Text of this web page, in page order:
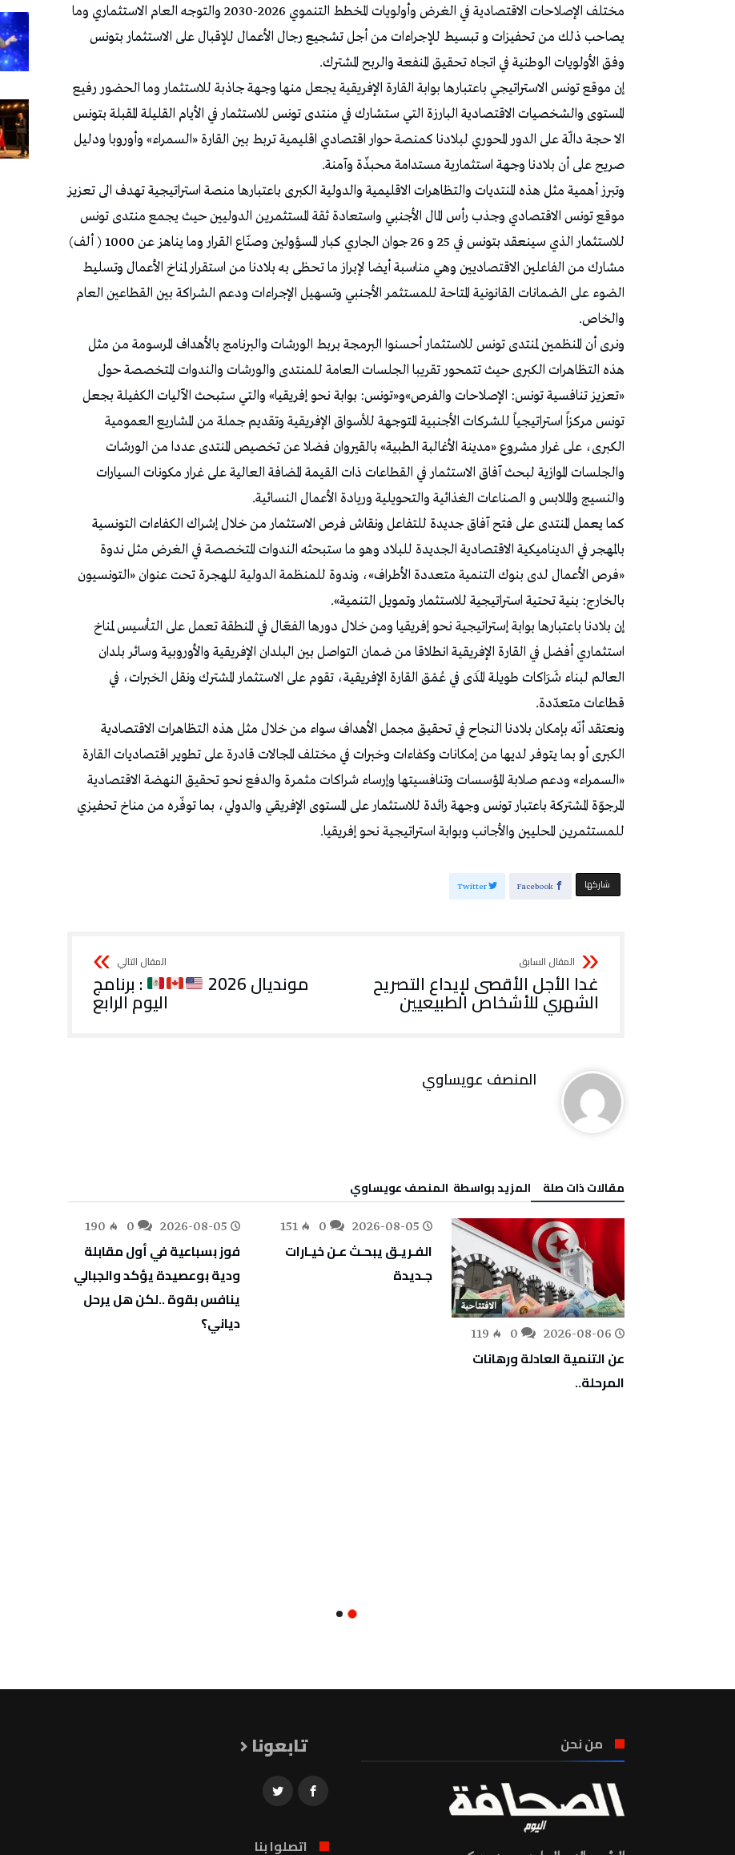
مختلف الإصلاحات الاقتصادية في الغرض وأولويات المخطط التنموي 2026-2030 والتوجه العام الاستثماري وما
يصاحب ذلك من تحفيزات و تبسيط للإجراءات من أجل تشجيع رجال الأعمال للإقبال على الاستثمار بتونس
وفق الأولويات الوطنية في اتجاه تحقيق المنفعة والربح المشترك.
إن موقع تونس الاستراتيجي باعتبارها بوابة القارة الإفريقية يجعل منها وجهة جاذبة للاستثمار وما الحضور رفيع
المستوى والشخصيات الاقتصادية البارزة التي ستشارك في منتدى تونس للاستثمار في الأيام القليلة المقبلة بتونس
الا حجة دالّة على الدور المحوري لبلادنا كمنصة حوار اقتصادي اقليمية تربط بين القارة «السمراء» وأوروبا ودليل
صريح على أن بلادنا وجهة استثمارية مستدامة محبذّة وآمنة.
وتبرز أهمية مثل هذه المنتديات والتظاهرات الاقليمية والدولية الكبرى باعتبارها منصة استراتيجية تهدف الى تعزيز
موقع تونس الاقتصادي وجذب رأس المال الأجنبي واستعادة ثقة المستثمرين الدوليين حيث يجمع منتدى تونس
للاستثمار الذي سينعقد بتونس في 25 و 26 جوان الجاري كبار المسؤولين وصنّاع القرار وما يناهز عن 1000 ( ألف)
مشارك من الفاعلين الاقتصاديين وهي مناسبة أيضا لإبراز ما تحظى به بلادنا من استقرار لمناخ الأعمال وتسليط
الضوء على الضمانات القانونية المتاحة للمستثمر الأجنبي وتسهيل الإجراءات ودعم الشراكة بين القطاعين العام
والخاص.
ونرى أن المنظمين لمنتدى تونس للاستثمار أحسنوا البرمجة بربط الورشات والبرنامج بالأهداف المرسومة من مثل
هذه التظاهرات الكبرى حيث تتمحور تقريبا الجلسات العامة للمنتدى والورشات والندوات المتخصصة حول
«تعزيز تنافسية تونس: الإصلاحات والفرص»و«تونس: بوابة نحو إفريقيا» والتي ستبحث الآليات الكفيلة بجعل
تونس مركزاً استراتيجياً للشركات الأجنبية المتوجهة للأسواق الإفريقية وتقديم جملة من المشاريع العمومية
الكبرى، على غرار مشروع «مدينة الأغالبة الطبية» بالقيروان فضلا عن تخصيص المنتدى عددا من الورشات
والجلسات الموازية لبحث آفاق الاستثمار في القطاعات ذات القيمة المضافة العالية على غرار مكونات السيارات
والنسيج والملابس و الصناعات الغذائية والتحويلية وريادة الأعمال النسائية.
كما يعمل المنتدى على فتح آفاق جديدة للتفاعل ونقاش فرص الاستثمار من خلال إشراك الكفاءات التونسية
بالمهجر في الديناميكية الاقتصادية الجديدة للبلاد وهو ما ستبحثه الندوات المتخصصة في الغرض مثل ندوة
«فرص الأعمال لدى بنوك التنمية متعددة الأطراف»، وندوة للمنظمة الدولية للهجرة تحت عنوان «التونسيون
بالخارج: بنية تحتية استراتيجية للاستثمار وتمويل التنمية».
إن بلادنا باعتبارها بوابة إستراتيجية نحو إفريقيا ومن خلال دورها الفعّال في المنطقة تعمل على التأسيس لمناخ
استثماري أفضل في القارة الإفريقية انطلاقا من ضمان التواصل بين البلدان الإفريقية والأوروبية وسائر بلدان
العالم لبناء شَرَاكات طويلة المَدَى في عُمْق القارة الإفريقية، تقوم على الاستثمار المشترك ونقل الخبرات، في
قطاعات متعدّدة.
ونعتقد أنّه بإمكان بلادنا النجاح في تحقيق مجمل الأهداف سواء من خلال مثل هذه التظاهرات الاقتصادية
الكبرى أو بما يتوفر لديها من إمكانات وكفاءات وخبرات في مختلف المجالات قادرة على تطوير اقتصاديات القارة
«السمراء» ودعم صلابة المؤسسات وتنافسيتها وإرساء شراكات مثمرة والدفع نحو تحقيق النهضة الاقتصادية
المرجوّة المشتركة باعتبار تونس وجهة رائدة للاستثمار على المستوى الإفريقي والدولي، بما توفّره من مناخ تحفيزي
للمستثمرين المحليين والأجانب وبوابة استراتيجية نحو إفريقيا.
‫‫ شاركها‬ Facebook
Twitter
غدا الأجل الأقصى لإيداع التصريح
الشهري للأشخاص الطبيعيين
مونديال 2026 : برنامج
اليوم الرابع
المنصف عويساوي
‫مقالات ذات صلة‬ ‫‫المزيد بواسطة‬ ‬ المنصف عويساوي
الافتتاحية
2026-08-06
119
عن التنمية العادلة ورهانات
المرحلة..
2026-08-05
151
‬جـديدة
2026-08-05
190
‬دياني؟
من نحن تابعونا
اتصلوا بنا